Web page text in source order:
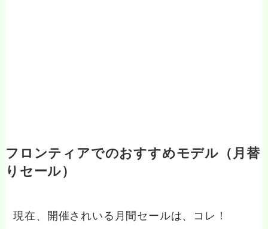
フロンティアでのおすすめモデル（月替
りセール）
現在、開催されいる月間セールは、コレ！